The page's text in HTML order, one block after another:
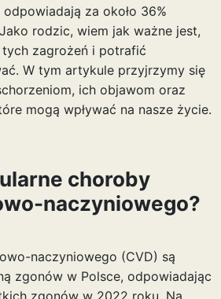
za około 36%
rodzic, wiem jak ważne jest,
zagrożeń i potrafić
W tym artykule przyjrzymy się
ich objawom oraz
mogą wpływać na nasze życie.
choroby
naczyniowego?
naczyniowego (CVD) są
zgonów w Polsce, odpowiadając
zgonów w 2022 roku. Na